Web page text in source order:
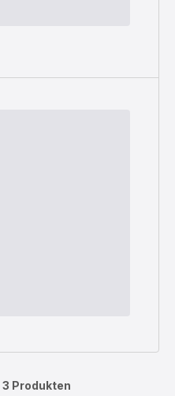
3 Produkten